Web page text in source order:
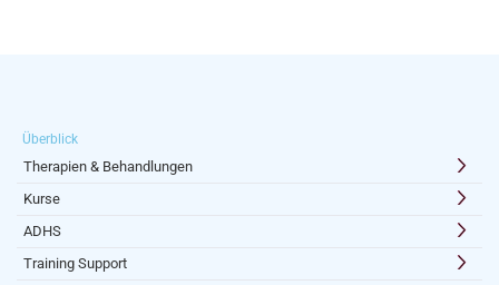
Überblick
Therapien & Behandlungen
Kurse
ADHS
Training Support